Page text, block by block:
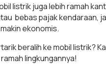
listrik juga lebih ramah
bebas pajak kendaraan,
ekonomis.
beralih ke mobil listrik?
lingkungannya!